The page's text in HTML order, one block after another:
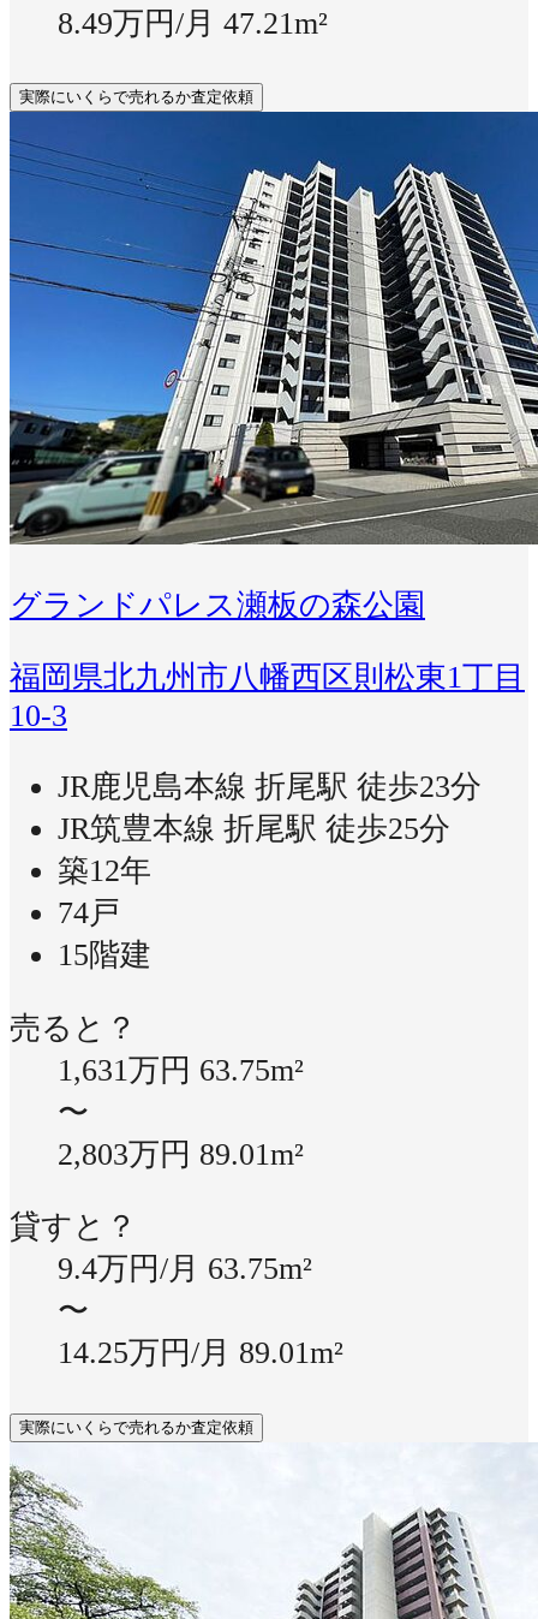
8.49万円/月 47.21m²
実際にいくらで売れるか査定依頼
グランドパレス瀬板の森公園
福岡県北九州市八幡西区則松東1丁目
10-3
JR鹿児島本線 折尾駅 徒歩23分
JR筑豊本線 折尾駅 徒歩25分
築12年
74戸
15階建
売ると？
1,631万円 63.75m²
〜
2,803万円 89.01m²
貸すと？
9.4万円/月 63.75m²
〜
14.25万円/月 89.01m²
実際にいくらで売れるか査定依頼